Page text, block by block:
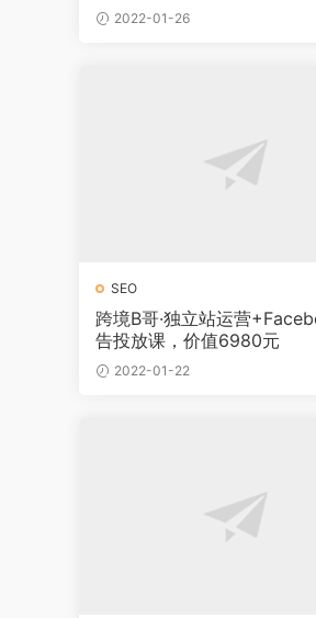
2022-01-26
SEO
跨境B哥·独立站运营
告投放课，价值6980元
2022-01-22